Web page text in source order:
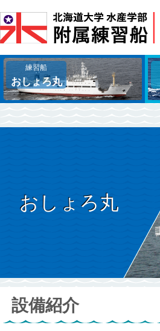
練習船
おしょろ丸
設備紹介
おしょろ丸
設備紹介